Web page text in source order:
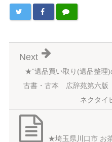
★”遺品買い取り(遺品整理
古書・古本 広辞苑第六
ネクタイ
Next
★埼玉県川口市 お